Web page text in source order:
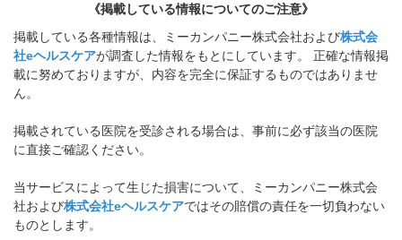
《掲載している情報についてのご注意》
掲載している各種情報は、ミーカンパニー株式会社および株式会
社eヘルスケアが調査した情報をもとにしています。 正確な情報掲
載に努めておりますが、内容を完全に保証するものではありませ
ん。
掲載されている医院を受診される場合は、事前に必ず該当の医院
に直接ご確認ください。
当サービスによって生じた損害について、ミーカンパニー株式会
社および株式会社eヘルスケアではその賠償の責任を一切負わない
ものとします。